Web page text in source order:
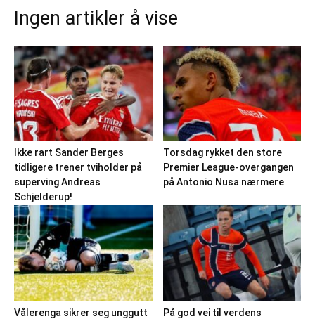
Ingen artikler å vise
Ikke rart Sander Berges
tidligere trener tviholder på
superving Andreas
Schjelderup!
Torsdag rykket den store
Premier League-overgangen
på Antonio Nusa nærmere
Vålerenga sikrer seg unggutt
På god vei til verdens